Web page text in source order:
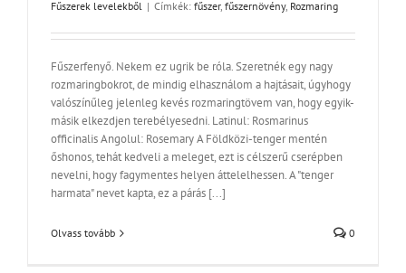
Fűszerek levelekből | Címkék: fűszer, fűszernövény, Rozmaring
Fűszerfenyő. Nekem ez ugrik be róla. Szeretnék egy nagy
rozmaringbokrot, de mindig elhasználom a hajtásait, úgyhogy
valószínűleg jelenleg kevés rozmaringtövem van, hogy egyik-
másik elkezdjen terebélyesedni. Latinul: Rosmarinus
officinalis Angolul: Rosemary A Földközi-tenger mentén
őshonos, tehát kedveli a meleget, ezt is célszerű cserépben
nevelni, hogy fagymentes helyen áttelelhessen. A "tenger
harmata" nevet kapta, ez a párás [...]
Olvass tovább 0